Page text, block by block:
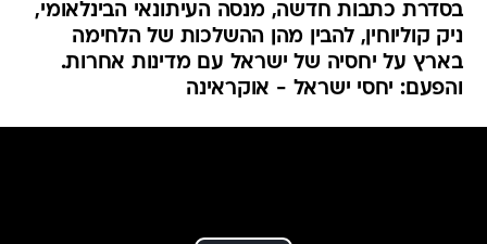
בסדרת כתבות חדשה, מנסה העיתונאי הבינלאומי,
ניק קוליוחין, להבין מהן ההשלכות של הלחימה
בארץ על יחסיה של ישראל עם מדינות אחרות.
והפעם: יחסי ישראל - אוקראינה